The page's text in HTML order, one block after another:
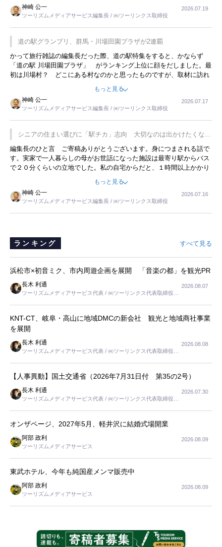
神崎 公一
ツーリズムメディアサービス編集長 / ㈱ツーリンクス取締役
2026.07.19
道の駅グランプリ、群馬・川場田園プラザが2連覇
かって旅行雑誌の編集長だった際、道の駅特集をすると、かならず
「道の駅 川場田園プラザ」 がランキング上位に顔をだしました。最
初は川場村？ どこにある村なのかと思ったものですが、取材に訪れ
永井 彰一社長にインタビューしたら、興味深い話が次々が飛び出しま
した。プレゼンも巧みで、今でも思い出すことが２つあります。一つ
は、従業員に東京ディズニーランドを見学させ、サービス業、接客業
の何かを理解してもらっていることです。 もう一つは1800円もする
プレミアムヨーグルトを販売するにあたり、社内に懸念もあったそう
です。永井社長は、駐車場に都内ナンバーの高級外車が停まっている
ことに目をつけ、高級商品でも売れると確信したそうです。今回の記
事を懐かしく読みました。
もっと見る
神崎 公一
ツーリズムメディアサービス編集長 / ㈱ツーリンクス取締役
2026.07.17
シニアの住まい選びに「駅チカ」志向 大切なのは出かけたくなる
暮らし
編集長のひと言 ご寄稿ありがとうございます。身につまされる話で
す。実家で一人暮らしの母がお世話になった施設は最寄り駅からバス
で２０分くらいの立地でした。私の自宅からだと、１時間以上かかり
ました。母の住まいから近いという理由で、その施設を選択したので
すが、私と妹にとっては、半日仕事ででした。シニアの住まい選び
は、当人だけではなく、世話をする家族の足の便も考えない外池ない
と思いました。
もっと見る
神崎 公一
ツーリズムメディアサービス編集長 / ㈱ツーリンクス取締役
2026.07.16
ランキング すべて見る
浜松市×初音ミク、市内周遊企画を展開 「音楽の都」を観光PR
長木 利通
ツーリズムメディアサービス代表 / ㈱ツーリンクス代表取締役社
2026.08.07
KNT-CT、岐阜・高山に地域DMCの新会社 観光と地域商社事業
を展開
長木 利通
ツーリズムメディアサービス代表 / ㈱ツーリンクス代表取締役社
2026.08.08
【人事異動】国土交通省（2026年7月31日付 第35の2号）
長木 利通
ツーリズムメディアサービス代表 / ㈱ツーリンクス代表取締役社
2026.07.30
オンザページ、2027年5月、軽井沢に結婚式場開業
阿部 政利
ツーリズムメディアサービス
2026.08.09
東武ホテル、今年も純国産メンマ販売中
阿部 政利
ツーリズムメディアサービス
2026.08.09